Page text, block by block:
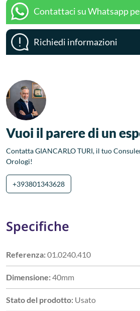
Contattaci su Whatsapp
Richiedi informazioni
Vuoi il parere di un
Contatta GIANCARLO TURI, il tuo
Orologi!
+393801343628
Specifiche
Referenza:01.0240.410
Dimensione:40mm
Stato del prodotto: Usato